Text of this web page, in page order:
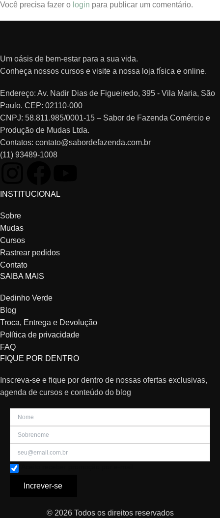
Você precisa fazer o login para publicar um comentário.
Um oásis de bem-estar para a sua vida.
Conheça nossos cursos e visite a nossa loja física e online.
Endereço: Av. Nadir Dias de Figueiredo, 395 - Vila Maria, São
Paulo. CEP: 02110-000
CNPJ: 58.811.985/0001-15 – Sabor de Fazenda Comércio e
Produção de Mudas Ltda.
Contatos: contato@sabordefazenda.com.br
(11) 93489-1008
INSTITUCIONAL
Sobre
Mudas
Cursos
Rastrear pedidos
Contato
SAIBA MAIS
Dedinho Verde
Blog
Troca, Entrega e Devolução
Política de privacidade
FAQ
FIQUE POR DENTRO
Inscreva-se e fique por dentro de nossas ofertas exclusivas,
agenda de cursos e conteúdo do blog
Increver-se
© 2026 Todos os direitos reservados